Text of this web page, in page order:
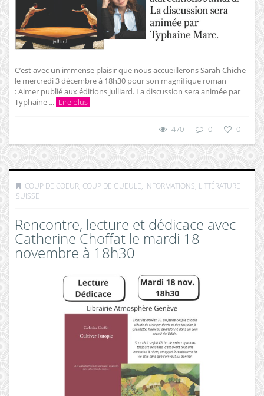
C’est avec un immense plaisir que nous accueillerons Sarah Chiche
le mercredi 3 décembre à 18h30 pour son magnifique roman
: Aimer publié aux éditions julliard. La discussion sera animée par
Typhaine ... Lire plus
470 0 0
COUP DE COEUR, COUP DE GUEULE, INFORMATIONS, LITTÉRATURE
SUISSE
Rencontre, lecture et dédicace avec
Catherine Choffat le mardi 18
novembre à 18h30